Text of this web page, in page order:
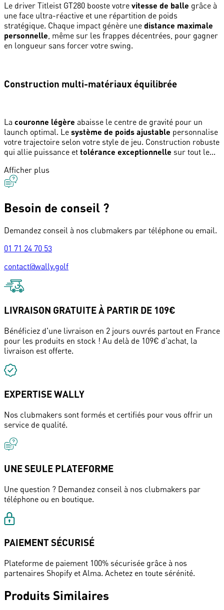
Le driver Titleist GT280 booste votre vitesse de balle grâce à
une face ultra-réactive et une répartition de poids
stratégique. Chaque impact génère une distance maximale
personnelle, même sur les frappes décentrées, pour gagner
en longueur sans forcer votre swing.
Construction multi-matériaux équilibrée
La couronne légère abaisse le centre de gravité pour un
launch optimal. Le système de poids ajustable personnalise
votre trajectoire selon votre style de jeu. Construction robuste
qui allie puissance et tolérance exceptionnelle sur tout le...
Afficher plus
Besoin de conseil ?
Demandez conseil à nos clubmakers par téléphone ou email.
01 71 24 70 53
contact@wally.golf
LIVRAISON GRATUITE À PARTIR DE 109€
Bénéficiez d'une livraison en 2 jours ouvrés partout en France
pour les produits en stock ! Au delà de 109€ d'achat, la
livraison est offerte.
EXPERTISE WALLY
Nos clubmakers sont formés et certifiés pour vous offrir un
service de qualité.
UNE SEULE PLATEFORME
Une question ? Demandez conseil à nos clubmakers par
téléphone ou en boutique.
PAIEMENT SÉCURISÉ
Plateforme de paiement 100% sécurisée grâce à nos
partenaires Shopify et Alma. Achetez en toute sérénité.
Produits Similaires